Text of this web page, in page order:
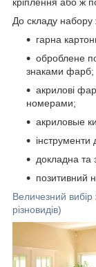
До складу
гарна
оброблене
знаками фарб;
акрилові
номерами;
акриловые
інструменти
докладна та
позитивний
Величезний
різновидів)